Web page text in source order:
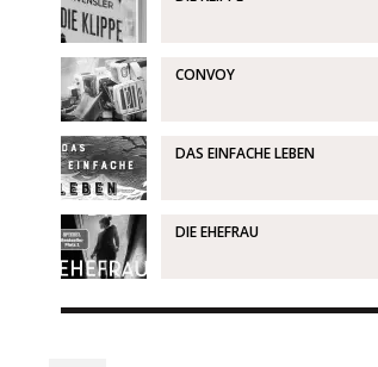
CONVOY
DAS EINFACHE LEBEN
DIE EHEFRAU